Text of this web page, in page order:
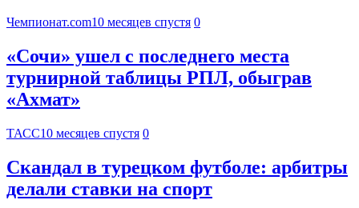
Чемпионат.com10 месяцев спустя 0
«Сочи» ушел с последнего места
турнирной таблицы РПЛ, обыграв
«Ахмат»
ТАСС10 месяцев спустя 0
Скандал в турецком футболе: арбитры
делали ставки на спорт